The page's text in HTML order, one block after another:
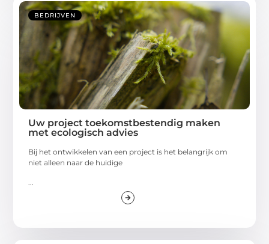
BEDRIJVEN
Uw project toekomstbestendig maken
met ecologisch advies
Bij het ontwikkelen van een project is het belangrijk om
niet alleen naar de huidige